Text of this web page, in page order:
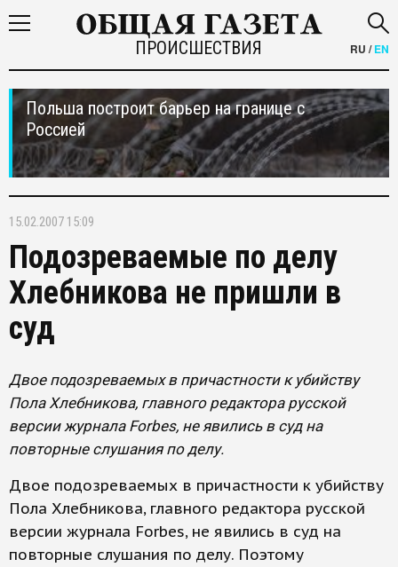
ПРОИСШЕСТВИЯ RU /EN
Польша построит барьер на границе с
Россией
15.02.2007 15:09
Подозреваемые по делу
Хлебникова не пришли в
суд
Двое подозреваемых в причастности к убийству
Пола Хлебникова, главного редактора русской
версии журнала Forbes, не явились в суд на
повторные слушания по делу.
Двое подозреваемых в причастности к убийству
Пола Хлебникова, главного редактора русской
версии журнала Forbes, не явились в суд на
повторные слушания по делу. Поэтому